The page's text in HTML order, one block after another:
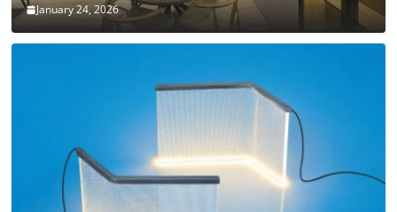
January 24, 2026